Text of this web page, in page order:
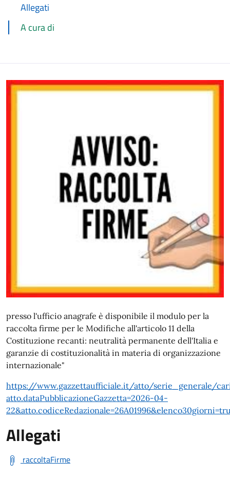
Allegati
A cura di
presso l'ufficio anagrafe è disponibile il modulo per la
raccolta firme per le Modifiche all'articolo 11 della
Costituzione recanti: neutralità permanente dell'Italia e
garanzie di costituzionalità in materia di organizzazione
internazionale"
https://www.gazzettaufficiale.it/atto/serie_generale/
atto.dataPubblicazioneGazzetta=2026-04-
Allegati
raccoltaFirme